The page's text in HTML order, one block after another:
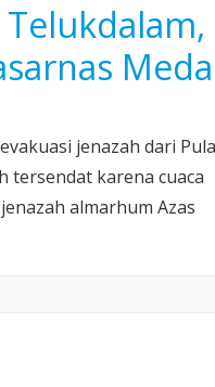
Telukdalam,
jenazah dari
tersendat karena cuaca
almarhum Azas